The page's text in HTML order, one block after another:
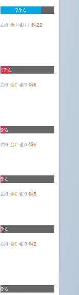
75%
白0 金1 银11 铜22
17%
白0 金0 银3 铜6
9%
白0 金0 银0 铜6
5%
白0 金0 银0 铜5
2%
白0 金0 银0 铜2
0%